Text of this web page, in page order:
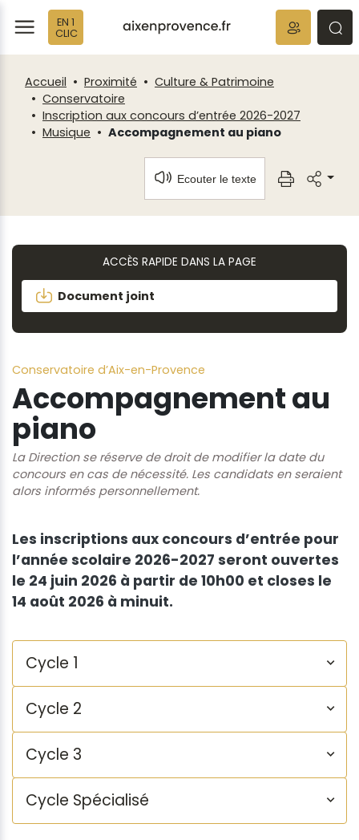
EN 1
CLIC
Accueil Proximité
Culture & Patrimoine
Conservatoire
Inscription aux concours d’entrée 2026-2027
Musique
Accompagnement au piano
Ecouter le texte
ACCÈS RAPIDE DANS LA PAGE
Document joint
Conservatoire d’Aix-en-Provence
Accompagnement au
piano
La Direction se réserve de droit de modifier la date du
concours en cas de nécessité. Les candidats en seraient
alors informés personnellement.
Les inscriptions aux concours d’entrée pour
l’année scolaire 2026-2027 seront ouvertes
le 24 juin 2026 à partir de 10h00 et closes le
14 août 2026 à minuit.
Cycle 1
Cycle 2
Cycle 3
Cycle Spécialisé
Fenêtre
de
chat
Panneau de gestion des cookies